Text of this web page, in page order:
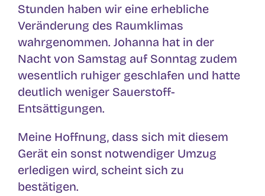
Stunden haben wir eine erhebliche
Veränderung des Raumklimas
wahrgenommen. Johanna hat in der
Nacht von Samstag auf Sonntag zudem
wesentlich ruhiger geschlafen und hatte
deutlich weniger Sauerstoff-
Entsättigungen.
Meine Hoffnung, dass sich mit diesem
Gerät ein sonst notwendiger Umzug
erledigen wird, scheint sich zu
bestätigen.